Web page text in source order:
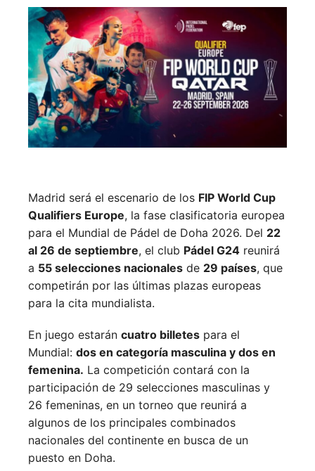
Madrid será el escenario de los FIP World Cup
Qualifiers Europe, la fase clasificatoria europea
para el Mundial de Pádel de Doha 2026. Del 22
al 26 de septiembre, el club Pádel G24 reunirá
a 55 selecciones nacionales de 29 países, que
competirán por las últimas plazas europeas
para la cita mundialista.
En juego estarán cuatro billetes para el
Mundial: dos en categoría masculina y dos en
femenina. La competición contará con la
participación de 29 selecciones masculinas y
26 femeninas, en un torneo que reunirá a
algunos de los principales combinados
nacionales del continente en busca de un
puesto en Doha.